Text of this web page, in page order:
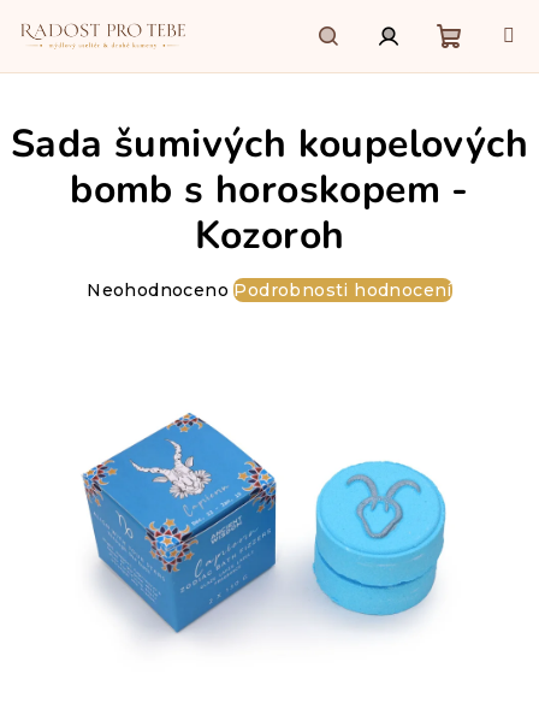
HledatPřihlášení
košík
Sada šumivých koupelových
bomb s horoskopem -
Kozoroh
Průměrné
hvězdiček.
Neohodnoceno Podrobnosti hodnocení